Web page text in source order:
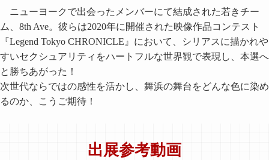
ニューヨークで出会ったメンバーにて結成された若きチー
ム、8th Ave。彼らは2020年に開催された映像作品コンテスト
『Legend Tokyo CHRONICLE』において、シリアスに描かれや
すいセクシュアリティをハートフルな世界観で表現し、本選へ
と勝ちあがった！
次世代ならではの感性を活かし、舞浜の舞台をどんな色に染め
るのか、こうご期待！
出展参考動画